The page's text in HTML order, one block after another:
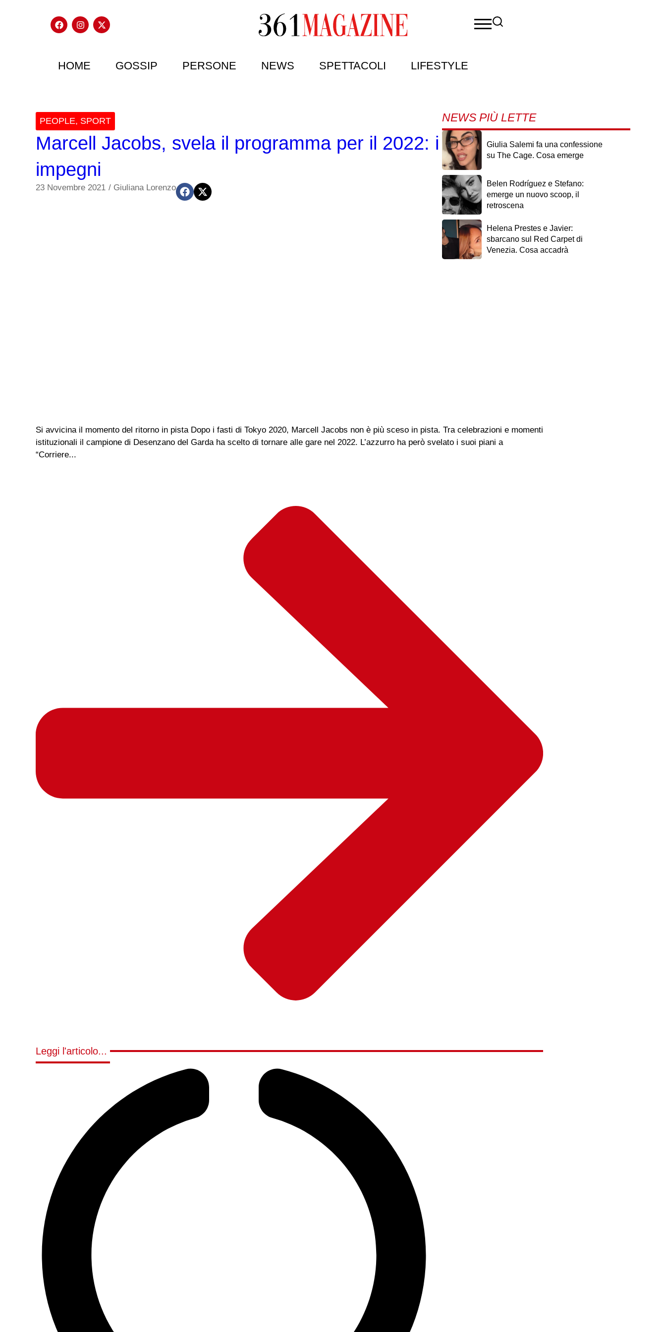
HOME GOSSIP PERSONE NEWS SPETTACOLI LIFESTYLE
PEOPLE, SPORT
Marcell Jacobs, svela il programma per il 2022: i suoi
impegni
23 Novembre 2021 / Giuliana Lorenzo
Si avvicina il momento del ritorno in pista Dopo i fasti di Tokyo 2020, Marcell Jacobs non è più sceso in pista. Tra celebrazioni e momenti
istituzionali il campione di Desenzano del Garda ha scelto di tornare alle gare nel 2022. L’azzurro ha però svelato i suoi piani a
“Corriere...
Leggi l'articolo...
NEWS PIÙ LETTE
Giulia Salemi fa una confessione
su The Cage. Cosa emerge
Belen Rodríguez e Stefano:
emerge un nuovo scoop, il
retroscena
Helena Prestes e Javier:
sbarcano sul Red Carpet di
Venezia. Cosa accadrà